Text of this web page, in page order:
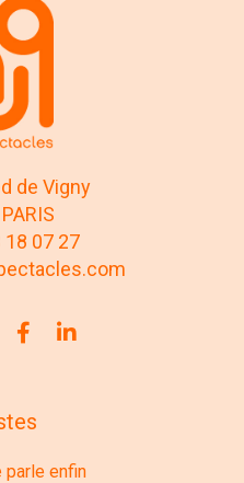
de Vigny
18 07 27
parle enfin